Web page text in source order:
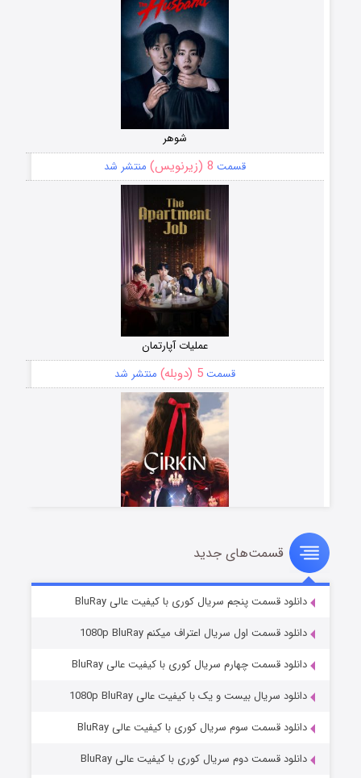
شوهر
قسمت 8 (زیرنویس) منتشر شد
عملیات آپارتمان
قسمت5 (دوبله) منتشر شد
سریال زشت
قسمت2 (زیرنویس) منتشر شد
مردگان متحرک: شهر مرده ۳
قسمت‌های جدید
دانلود قسمت پنجم سریال کوری با کیفیت عالی BluRay
دانلود قسمت اول سریال اعتراف میکنم 1080p BluRay
دانلود قسمت چهارم سریال کوری با کیفیت عالی BluRay
دانلود سریال بیست و یک با کیفیت عالی 1080p BluRay
دانلود قسمت سوم سریال کوری با کیفیت عالی BluRay
دانلود قسمت دوم سریال کوری با کیفیت عالی BluRay